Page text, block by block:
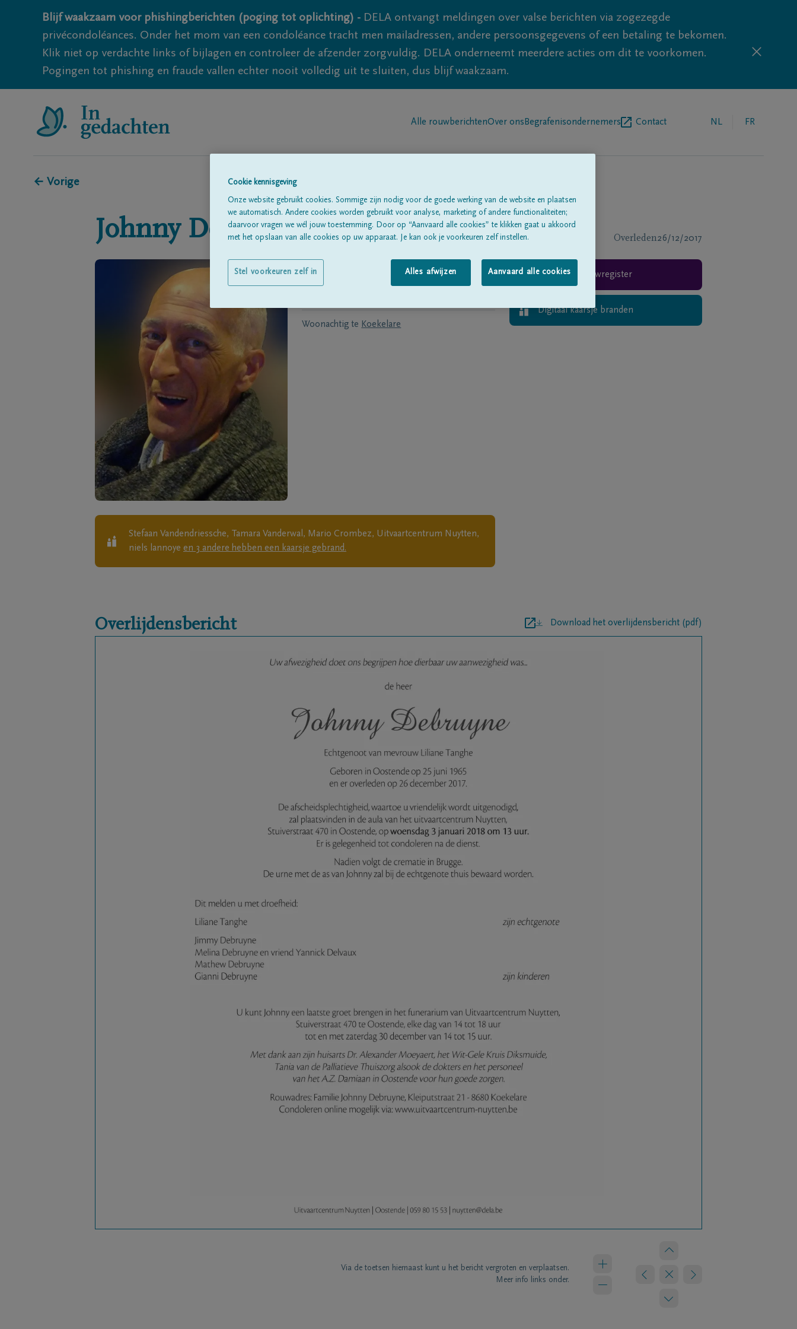
Blijf waakzaam voor phishingberichten (poging tot oplichting) - DELA ontvangt meldingen over valse berichten via zogezegde
privécondoléances. Onder het mom van een condoléance tracht men mailadressen, andere persoonsgegevens of een betaling te bekomen.
Klik niet op verdachte links of bijlagen en controleer de afzender zorgvuldig. DELA onderneemt meerdere acties om dit te voorkomen.
Pogingen tot phishing en fraude vallen echter nooit volledig uit te sluiten, dus blijf waakzaam.
Alle rouwberichtenOver ons Begrafenisondernemers Contact NL FR
← Vorige
Johnny Debruyne Overleden26/12/2017
Geboren te 25/06/1965
Woonachtig te Koekelare
Stefaan Vandendriessche, Tamara Vanderwal, Mario Crombez, Uitvaartcentrum Nuytten,
niels lannoye en 3 andere hebben een kaarsje gebrand.
Rouwregister
Digitaal kaarsje branden
Overlijdensbericht Download het overlijdensbericht (pdf)
Via de toetsen hiernaast kunt u het bericht vergroten en verplaatsen.
Meer info links onder.
Cookie kennisgeving
Onze website gebruikt cookies. Sommige zijn nodig voor de goede werking van de website en plaatsen
we automatisch. Andere cookies worden gebruikt voor analyse, marketing of andere functionaliteiten;
daarvoor vragen we wél jouw toestemming. Door op “Aanvaard alle cookies” te klikken gaat u akkoord
met het opslaan van alle cookies op uw apparaat. Je kan ook je voorkeuren zelf instellen.
Alles afwijzen Aanvaard alle cookies
Stel voorkeuren zelf in